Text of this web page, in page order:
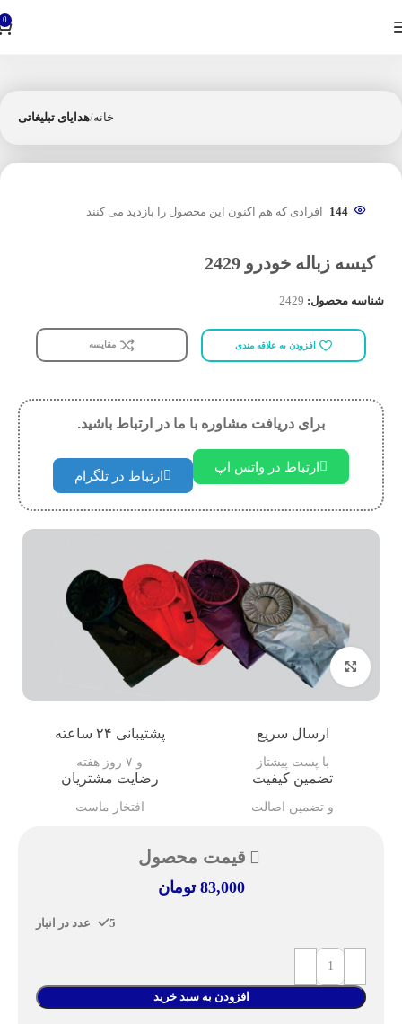
0
خانه هدایای تبلیغاتی
144 افرادی که هم اکنون این محصول را بازدید می کنند
کیسه زباله خودرو 2429
شناسه محصول: 2429
افزودن به علاقه مندی مقایسه
برای دریافت مشاوره با ما در ارتباط باشید.
ارتباط در واتس اپ
ارتباط در تلگرام
بزرگنمایی تصویر
ارسال سریع
با پست پیشتاز
پشتیبانی ۲۴ ساعته
و ۷ روز هفته
تضمین کیفیت
و تضمین اصالت
رضایت مشتریان
افتخار ماست
قیمت محصول
83,000 تومان
5 عدد در انبار
افزودن به سبد خرید